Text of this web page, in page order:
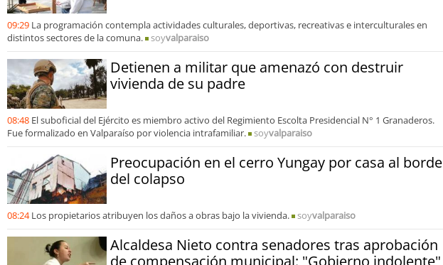
09:29 La programación contempla actividades culturales, deportivas, recreativas e interculturales en
distintos sectores de la comuna.
soyvalparaiso
Detienen a militar que amenazó con destruir
vivienda de su padre
08:48 El suboficial del Ejército es miembro activo del Regimiento Escolta Presidencial N° 1 Granaderos.
Fue formalizado en Valparaíso por violencia intrafamiliar.
soyvalparaiso
Preocupación en el cerro Yungay por casa al borde
del colapso
08:24 Los propietarios atribuyen los daños a obras bajo la vivienda. soyvalparaiso
Alcaldesa Nieto contra senadores tras aprobación